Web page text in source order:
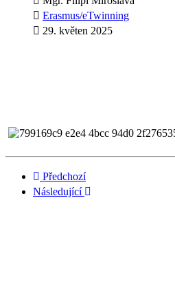
Erasmus/eTwinning
29. květen 2025
Předchozí
Následující